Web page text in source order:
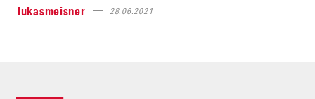
lukasmeisner
28.06.2021